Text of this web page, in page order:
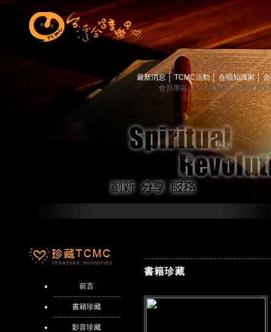
最新消息 TCMC活動│ 合唱知識家│
會員專區│ TCMC會訊│ 關於
前言
書籍珍藏
影音珍藏
書籍珍藏